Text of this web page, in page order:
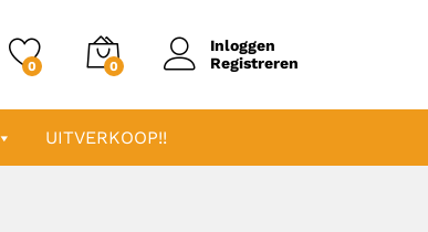
0 0
Inloggen
Registreren
UITVERKOOP!!